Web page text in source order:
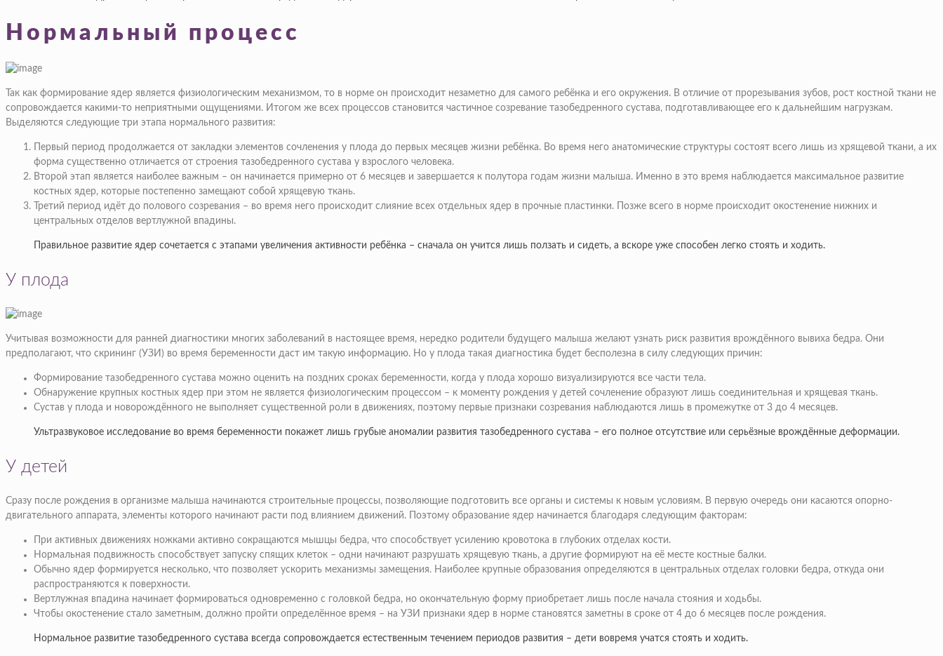
Нормальный процесс
Так как формирование ядер является физиологическим механизмом, то в норме он происходит незаметно для самого ребёнка и его окружения. В отличие от прорезывания зубов, рост костной ткани не
сопровождается какими-то неприятными ощущениями. Итогом же всех процессов становится частичное созревание тазобедренного сустава, подготавливающее его к дальнейшим нагрузкам.
Выделяются следующие три этапа нормального развития:
Первый период продолжается от закладки элементов сочленения у плода до первых месяцев жизни ребёнка. Во время него анатомические структуры состоят всего лишь из хрящевой ткани, а их
форма существенно отличается от строения тазобедренного сустава у взрослого человека.
Второй этап является наиболее важным – он начинается примерно от 6 месяцев и завершается к полутора годам жизни малыша. Именно в это время наблюдается максимальное развитие
костных ядер, которые постепенно замещают собой хрящевую ткань.
Третий период идёт до полового созревания – во время него происходит слияние всех отдельных ядер в прочные пластинки. Позже всего в норме происходит окостенение нижних и
центральных отделов вертлужной впадины.
Правильное развитие ядер сочетается с этапами увеличения активности ребёнка – сначала он учится лишь ползать и сидеть, а вскоре уже способен легко стоять и ходить.
У плода
Учитывая возможности для ранней диагностики многих заболеваний в настоящее время, нередко родители будущего малыша желают узнать риск развития врождённого вывиха бедра. Они
предполагают, что скрининг (УЗИ) во время беременности даст им такую информацию. Но у плода такая диагностика будет бесполезна в силу следующих причин:
Формирование тазобедренного сустава можно оценить на поздних сроках беременности, когда у плода хорошо визуализируются все части тела.
Обнаружение крупных костных ядер при этом не является физиологическим процессом – к моменту рождения у детей сочленение образуют лишь соединительная и хрящевая ткань.
Сустав у плода и новорождённого не выполняет существенной роли в движениях, поэтому первые признаки созревания наблюдаются лишь в промежутке от 3 до 4 месяцев.
Ультразвуковое исследование во время беременности покажет лишь грубые аномалии развития тазобедренного сустава – его полное отсутствие или серьёзные врождённые деформации.
У детей
Сразу после рождения в организме малыша начинаются строительные процессы, позволяющие подготовить все органы и системы к новым условиям. В первую очередь они касаются опорно-
двигательного аппарата, элементы которого начинают расти под влиянием движений. Поэтому образование ядер начинается благодаря следующим факторам:
При активных движениях ножками активно сокращаются мышцы бедра, что способствует усилению кровотока в глубоких отделах кости.
Нормальная подвижность способствует запуску спящих клеток – одни начинают разрушать хрящевую ткань, а другие формируют на её месте костные балки.
Обычно ядер формируется несколько, что позволяет ускорить механизмы замещения. Наиболее крупные образования определяются в центральных отделах головки бедра, откуда они
распространяются к поверхности.
Вертлужная впадина начинает формироваться одновременно с головкой бедра, но окончательную форму приобретает лишь после начала стояния и ходьбы.
Чтобы окостенение стало заметным, должно пройти определённое время – на УЗИ признаки ядер в норме становятся заметны в сроке от 4 до 6 месяцев после рождения.
Нормальное развитие тазобедренного сустава всегда сопровождается естественным течением периодов развития – дети вовремя учатся стоять и ходить.